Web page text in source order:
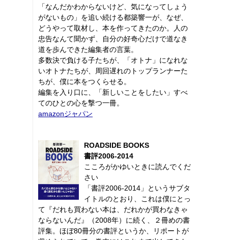
「なんだかわからないけど、気になってしょう
がないもの」を追い続ける都築響一が、なぜ、
どうやって取材し、本を作ってきたのか。人の
忠告なんて聞かず、自分の好奇心だけで道なき
道を歩んできた編集者の言葉。
多数決で負ける子たちが、「オトナ」になれな
いオトナたちが、周回遅れのトップランナーた
ちが、僕に本をつくらせる。
編集を入り口に、「新しいことをしたい」すべ
てのひとの心を撃つ一冊。
amazonジャパン
ROADSIDE BOOKS
書評2006-2014
こころがかゆいときに読んでくだ
さい
「書評2006-2014」というサブタ
イトルのとおり、これは僕にとっ
て『だれも買わない本は、だれかが買わなきゃ
ならないんだ』（2008年）に続く、２冊めの書
評集。ほぼ80冊分の書評というか、リポートが